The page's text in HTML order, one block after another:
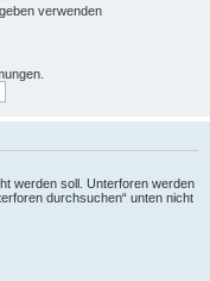
verwenden
werden soll. Unterforen werden
durchsuchen“ unten nicht